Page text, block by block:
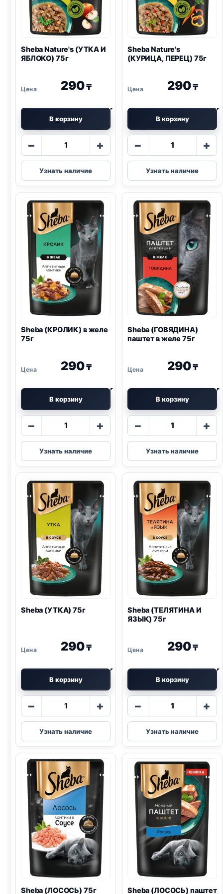
Sheba Nature's (УТКА И
ЯБЛОКО) 75г
290₸
В корзину
−
Количество
Sheba
Nature's
(УТКА
И
ЯБЛОКО)
75г
+
Узнать наличие
Sheba Nature's
(КУРИЦА, ПЕРЕЦ) 75г
290₸
В корзину
−
Количество
Sheba
Nature's
(КУРИЦА,
ПЕРЕЦ)
+
Узнать наличие
Sheba (КРОЛИК) в желе
75г
290₸
В корзину
−
Количество
Sheba
(КРОЛИК)
в
желе
+
Узнать наличие
Sheba (ГОВЯДИНА)
паштет в желе 75г
290₸
В корзину
−
Количество
Sheba
(ГОВЯДИНА)
паштет
в
75г
+
Узнать наличие
Sheba (УТКА) 75г
290₸
В корзину
−
Количество
Sheba
(УТКА)
75г
+
Узнать наличие
Sheba (ТЕЛЯТИНА И
ЯЗЫК) 75г
290₸
В корзину
−
Количество
Sheba
(ТЕЛЯТИНА
И
+
Узнать наличие
Sheba (ЛОСОСЬ) 75г
Sheba (ЛОСОСЬ) паштет